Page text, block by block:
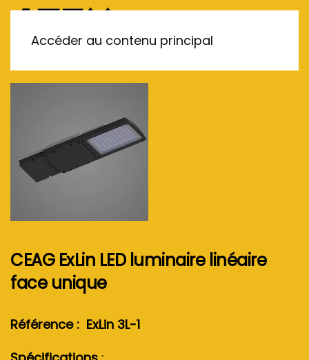
Accéder au contenu principal
CEAG ExLin LED luminaire linéaire
face unique
Référence : ExLin 3L-1